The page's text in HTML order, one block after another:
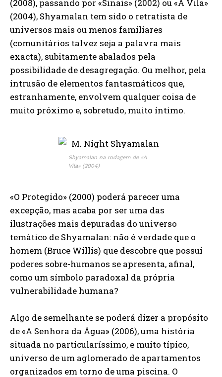
(2008), passando por «Sinais» (2002) ou «A Vila»
(2004), Shyamalan tem sido o retratista de
universos mais ou menos familiares
(comunitários talvez seja a palavra mais
exacta), subitamente abalados pela
possibilidade de desagregação. Ou melhor, pela
intrusão de elementos fantasmáticos que,
estranhamente, envolvem qualquer coisa de
muito próximo e, sobretudo, muito íntimo.
Shyamalan na rodagem de «A
Vila» (2004)
«O Protegido» (2000) poderá parecer uma
excepção, mas acaba por ser uma das
ilustrações mais depuradas do universo
temático de Shyamalan: não é verdade que o
homem (Bruce Willis) que descobre que possui
poderes sobre-humanos se apresenta, afinal,
como um símbolo paradoxal da própria
vulnerabilidade humana?
Algo de semelhante se poderá dizer a propósito
de «A Senhora da Água» (2006), uma história
situada no particularíssimo, e muito típico,
universo de um aglomerado de apartamentos
organizados em torno de uma piscina. O